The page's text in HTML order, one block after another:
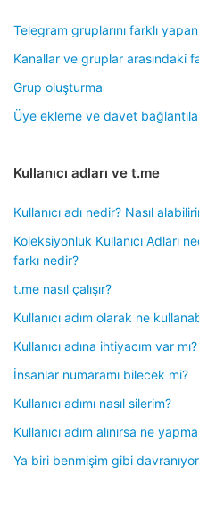
Telegram gruplarını farklı
Kanallar ve gruplar arasındaki
Grup oluşturma
Üye ekleme ve davet
Kullanıcı adları ve t.me
Kullanıcı adı nedir? Nasıl
Koleksiyonluk Kullanıcı Adları
farkı nedir?
t.me nasıl çalışır?
Kullanıcı adım olarak ne
Kullanıcı adına ihtiyacım var mı?
İnsanlar numaramı bilecek mi?
Kullanıcı adımı nasıl silerim?
Kullanıcı adım alınırsa ne
Ya biri benmişim gibi